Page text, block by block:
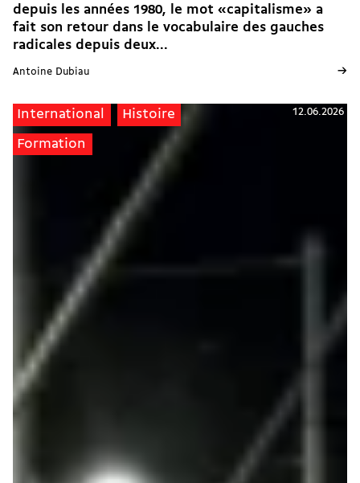
depuis les années 1980, le mot «capitalisme» a
fait son retour dans le vocabulaire des gauches
radicales depuis deux...
Antoine Dubiau →
International Histoire
Formation
12.06.2026